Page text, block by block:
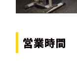
営業時間